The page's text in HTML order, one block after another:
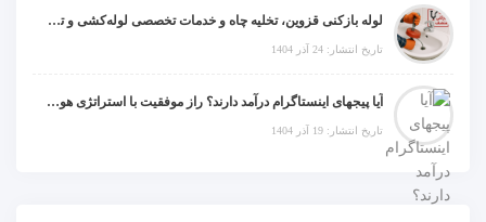
لوله بازکنی قزوین، تخلیه چاه و خدمات تخصصی لوله‌کشی و تشخیص ترکیدگی
تاریخ انتشار: 24 آذر 1404
آیا پیجهای اینستاگرام درآمد دارند؟ راز موفقیت با استراتژی هوشمندانه
تاریخ انتشار: 19 آذر 1404